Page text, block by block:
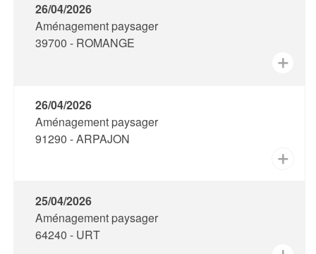
26/04/2026
Aménagement paysager
39700 - ROMANGE
✕
26/04/2026
Aménagement paysager
91290 - ARPAJON
✕
25/04/2026
Aménagement paysager
64240 - URT